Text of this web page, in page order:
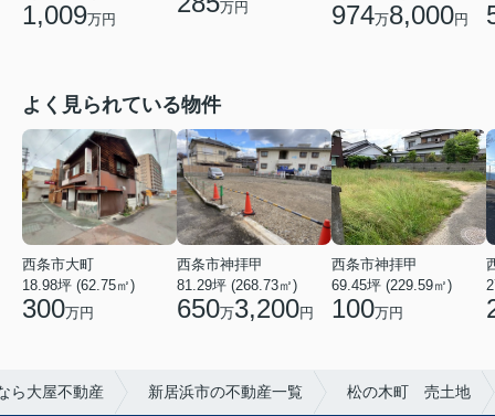
1,009万円
万円 974万8,000円
よく見られている物件
西条市大町
18.98坪 (62.75㎡)
300万円
西条市神拝甲
81.29坪 (268.73㎡)
650万3,200円
西条市神拝甲
69.45坪 (229.59㎡)
100万円
ら大屋不動産 新居浜市の不動産一覧 松の木町 売土地